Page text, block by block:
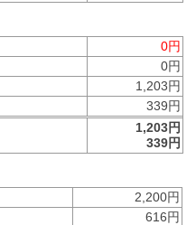
0円
0円
1,203円
339円
1,203円
339円
2,200円
616円